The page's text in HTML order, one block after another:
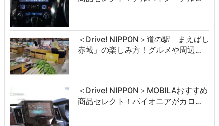
＜Drive! NIPPON＞道の駅「まえばし
赤城」の楽しみ方！グルメや周辺…
＜Drive! NIPPON＞MOBILAおすすめ
商品セレクト！パイオニアがカロ…